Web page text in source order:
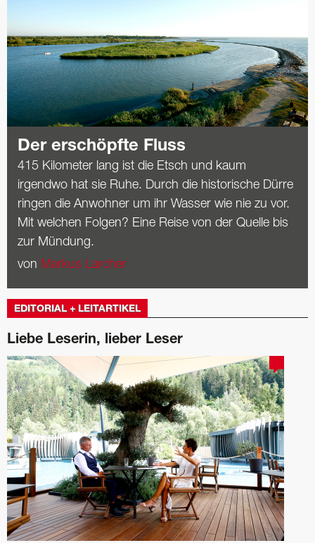
Der erschöpfte Fluss
415 Kilometer lang ist die Etsch und kaum
irgendwo hat sie Ruhe. Durch die historische Dürre
ringen die Anwohner um ihr Wasser wie nie zu vor.
Mit welchen Folgen? Eine Reise von der Quelle bis
zur Mündung.
von Markus Larcher
EDITORIAL + LEITARTIKEL
Liebe Leserin, lieber Leser